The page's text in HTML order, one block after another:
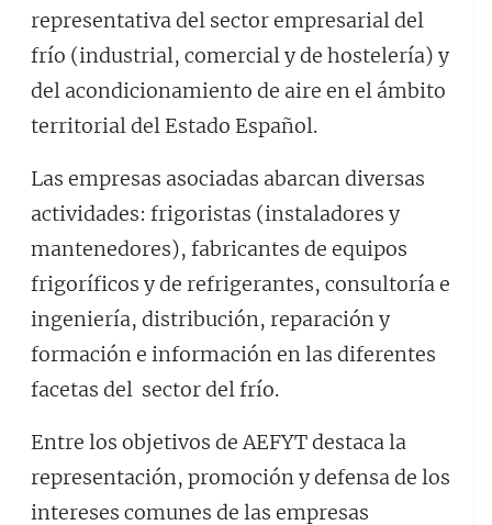
representativa del sector empresarial del
frío (industrial, comercial y de hostelería) y
del acondicionamiento de aire en el ámbito
territorial del Estado Español.
Las empresas asociadas abarcan diversas
actividades: frigoristas (instaladores y
mantenedores), fabricantes de equipos
frigoríficos y de refrigerantes, consultoría e
ingeniería, distribución, reparación y
formación e información en las diferentes
facetas del sector del frío.
Entre los objetivos de AEFYT destaca la
representación, promoción y defensa de los
intereses comunes de las empresas